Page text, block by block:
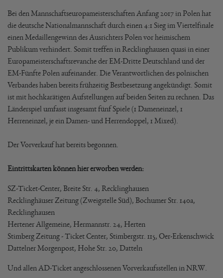
Bei den Mannschaftseuropameisterschaften Anfang 2017 in Polen hat
die deutsche Nationalmannschaft durch einen 4:1 Sieg im Viertelfinale
einen Medaillengewinn des Ausrichters Polen vor heimischem
Publikum verhindert. Somit treffen in Recklinghausen quasi in einer
Europameisterschaftsrevanche der EM-Dritte Deutschland und der
EM-Fünfte Polen aufeinander. Die Verantwortlichen des polnischen
Verbandes haben bereits frühzeitig Bestbesetzung angekündigt. Somit
ist mit hochkarätigen Aufstellungen auf beiden Seiten zu rechnen. Das
Länderspiel umfasst insgesamt fünf Spiele (1 Dameneinzel, 1
Herreneinzel, je ein Damen- und Herrendoppel, 1 Mixed).
Der Vorverkauf hat bereits begonnen.
Eintrittskarten können hier erworben werden:
SZ-Ticket-Center, Breite Str. 4, Recklinghausen
Recklinghäuser Zeitung (Zweigstelle Süd), Bochumer Str. 140a,
Recklinghausen
Hertener Allgemeine, Hermannstr. 24, Herten
Stimberg Zeitung - Ticket Center, Stimbergstr. 115, Oer-Erkenschwick
Dattelner Morgenpost, Hohe Str. 20, Datteln
Und allen AD-Ticket angeschlossenen Vorverkaufsstellen in NRW.